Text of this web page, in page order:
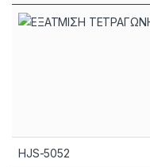
HJS-5052